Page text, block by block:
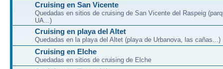
Cruising en San Vicente
Quedadas en sitios de cruising de San Vicente del Raspeig
UA...)
Cruising en playa del Altet
Quedadas en la playa del Altet (playa de Urbanova, las cañas...)
Cruising en Elche
Quedadas en sitios de cruising de Elche